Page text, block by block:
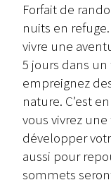
Forfait de
nuits en refuge.
vivre une
5 jours dans
empreignez
nature. C’est
vous vivrez
développer
aussi pour
sommets